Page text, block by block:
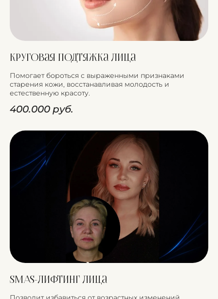
Круговая подтяжка лица
Помогает бороться с выраженными признаками
старения кожи, восстанавливая молодость и
естественную красоту.
400.000 руб.
SMAS-лифтинг лица